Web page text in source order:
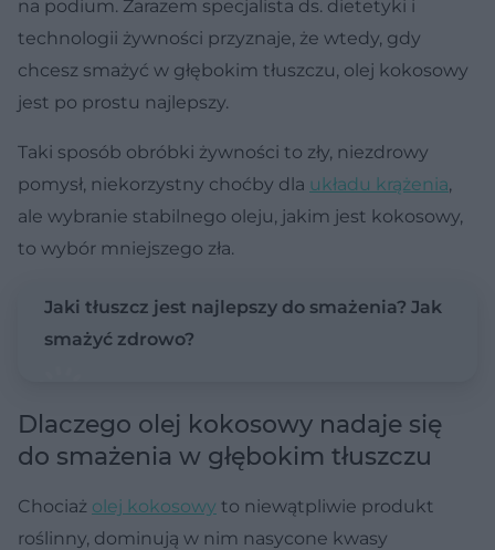
na podium. Zarazem specjalista ds. dietetyki i
technologii żywności przyznaje, że wtedy, gdy
chcesz smażyć w głębokim tłuszczu, olej kokosowy
jest po prostu najlepszy.
Taki sposób obróbki żywności to zły, niezdrowy
pomysł, niekorzystny choćby dla układu krążenia,
ale wybranie stabilnego oleju, jakim jest kokosowy,
to wybór mniejszego zła.
Jaki tłuszcz jest najlepszy do smażenia? Jak
smażyć zdrowo?
Dlaczego olej kokosowy nadaje się
do smażenia w głębokim tłuszczu
Chociaż olej kokosowy to niewątpliwie produkt
roślinny, dominują w nim nasycone kwasy